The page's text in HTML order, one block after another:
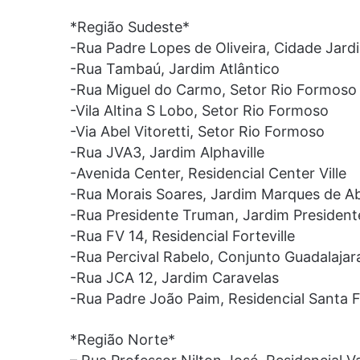
*Região Sudeste*
-Rua Padre Lopes de Oliveira, Cidade
-Rua Tambaú, Jardim Atlântico
-Rua Miguel do Carmo, Setor Rio Formoso
-Vila Altina S Lobo, Setor Rio Formoso
-Via Abel Vitoretti, Setor Rio Formoso
-Rua JVA3, Jardim Alphaville
-Avenida Center, Residencial Center Ville
-Rua Morais Soares, Jardim Marques de
-Rua Presidente Truman, Jardim
-Rua FV 14, Residencial Forteville
-Rua Percival Rabelo, Conjunto
-Rua JCA 12, Jardim Caravelas
-Rua Padre João Paim, Residencial Santa
*Região Norte*